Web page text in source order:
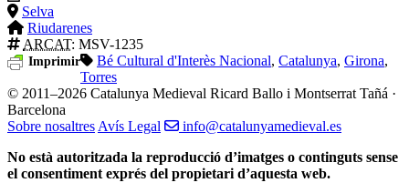
Selva
Riudarenes
ARCAT: MSV-1235
Imprimir Bé Cultural d'Interès Nacional, Catalunya, Girona,
Torres
© 2011–2026 Catalunya Medieval Ricard Ballo i Montserrat Tañá ·
Barcelona
Sobre nosaltres Avís Legal
info@catalunyamedieval.es
No està autoritzada la reproducció d’imatges o continguts sense
el consentiment exprés del propietari d’aquesta web.